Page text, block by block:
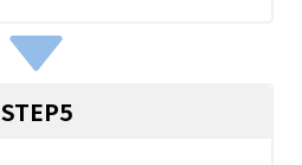
STEP5